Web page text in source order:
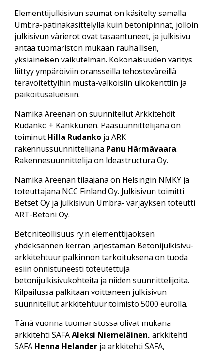
Elementtijulkisivun saumat on käsitelty samalla
Umbra-patinakäsittelyllä kuin betonipinnat, jolloin
julkisivun värierot ovat tasaantuneet, ja julkisivu
antaa tuomariston mukaan rauhallisen,
yksiaineisen vaikutelman. Kokonaisuuden väritys
liittyy ympäröiviin oransseilla tehosteväreillä
terävöitettyihin musta-valkoisiin ulkokenttiin ja
paikoitusalueisiin.
Namika Areenan on suunnitellut Arkkitehdit
Rudanko + Kankkunen. Pääsuunnittelijana on
toiminut Hilla Rudanko ja ARK
rakennussuunnittelijana Panu Härmävaara.
Rakennesuunnittelija on Ideastructura Oy.
Namika Areenan tilaajana on Helsingin NMKY ja
toteuttajana NCC Finland Oy. Julkisivun toimitti
Betset Oy ja julkisivun Umbra- värjäyksen toteutti
ART-Betoni Oy.
Betoniteollisuus ry:n elementtijaoksen
yhdeksännen kerran järjestämän Betonijulkisivu-
arkkitehtuuripalkinnon tarkoituksena on tuoda
esiin onnistuneesti toteutettuja
betonijulkisivukohteita ja niiden suunnittelijoita.
Kilpailussa palkitaan voittaneen julkisivun
suunnitellut arkkitehtuuritoimisto 5000 eurolla.
Tänä vuonna tuomaristossa olivat mukana
arkkitehti SAFAAleksi Niemeläinen, arkkitehti
SAFA Henna Helander ja arkkitehti SAFA,